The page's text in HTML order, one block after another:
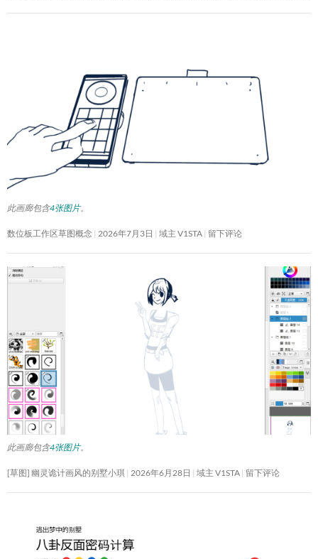
此画廊包含4张图片。
数位板工作区草图概念 2026年7月3日 域主 V1STA 留下评论
此画廊包含4张图片。
[草图] 幽灵诡计画风的别墅小琪 2026年6月28日 域主 V1STA 留下评论